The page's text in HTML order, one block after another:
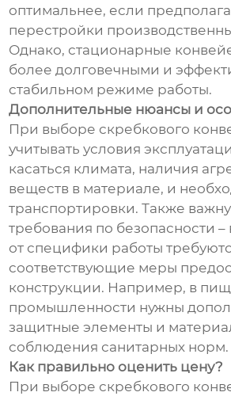
оптимальнее, если
перестройки
Однако, стационарные
более долговечными и
стабильном режиме работы.
Дополнительные нюансы и
При выборе скребкового
учитывать условия
касаться климата, наличия
веществ в материале, и
транспортировки. Также
требования по безопасности –
от специфики работы
соответствующие меры
конструкции. Например, в
промышленности нужны
защитные элементы и
соблюдения санитарных норм.
Как правильно оценить цену?
При выборе скребкового